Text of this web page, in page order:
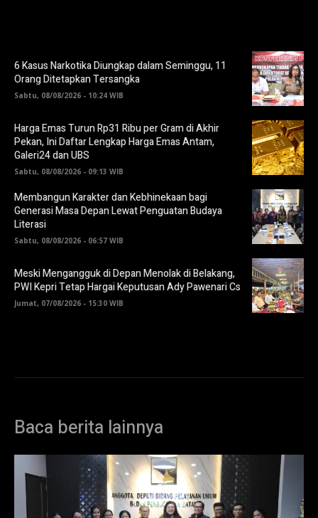
6 Kasus Narkotika Diungkap dalam Seminggu, 11
Orang Ditetapkan Tersangka
Sabtu, 08/08/2026 - 10:24 WIB
Harga Emas Turun Rp31 Ribu per Gram di Akhir
Pekan, Ini Daftar Lengkap Harga Emas Antam,
Galeri24 dan UBS
Sabtu, 08/08/2026 - 09:13 WIB
Membangun Karakter dan Kebhinekaan bagi
Generasi Masa Depan Lewat Penguatan Budaya
Literasi
Sabtu, 08/08/2026 - 06:57 WIB
Meski Mengangguk di Depan Menolak di Belakang,
PWI Kepri Tetap Hargai Keputusan Ady Pawenari Cs
Jumat, 07/08/2026 - 15:30 WIB
Baca berita lainnya